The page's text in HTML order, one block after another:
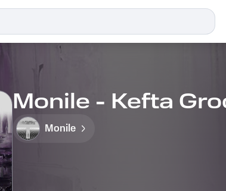
Monile - Kefta
Monile